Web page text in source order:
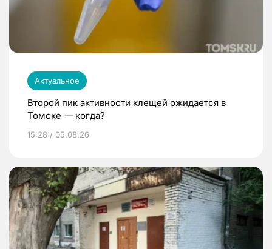
Актуальное
Второй пик активности клещей ожидается в
Томске — когда?
15:28 / 05.08.26